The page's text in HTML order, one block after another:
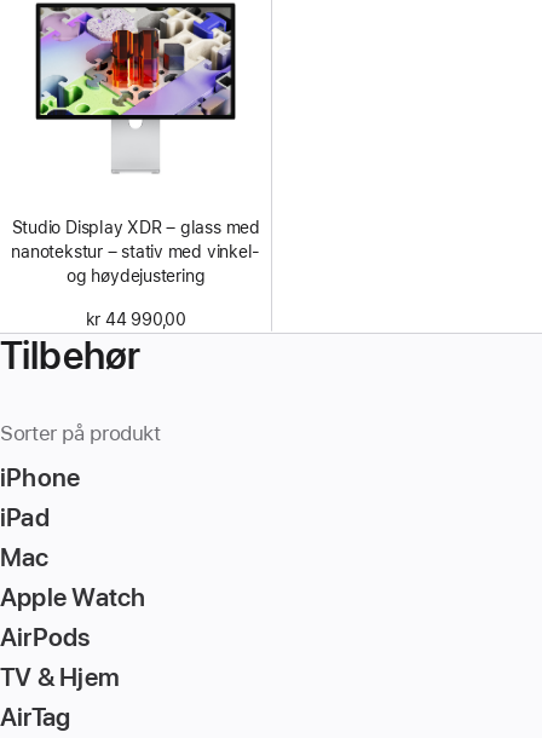
Studio Display XDR – glass med
nanotekstur – stativ med vinkel-
og høydejustering
kr 44 990,00
Tilbehør
Sorter på produkt
iPhone
iPad
Mac
Apple Watch
AirPods
TV & Hjem
AirTag